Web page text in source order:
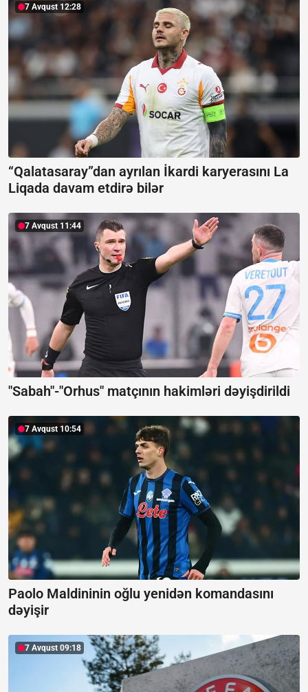
7 Avqust 12:28
“Qalatasaray”dan ayrılan İkardi karyerasını La
Liqada davam etdirə bilər
7 Avqust 11:44
"Sabah"-"Orhus" matçının hakimləri dəyişdirildi
7 Avqust 10:54
Paolo Maldininin oğlu yenidən komandasını
dəyişir
7 Avqust 09:18